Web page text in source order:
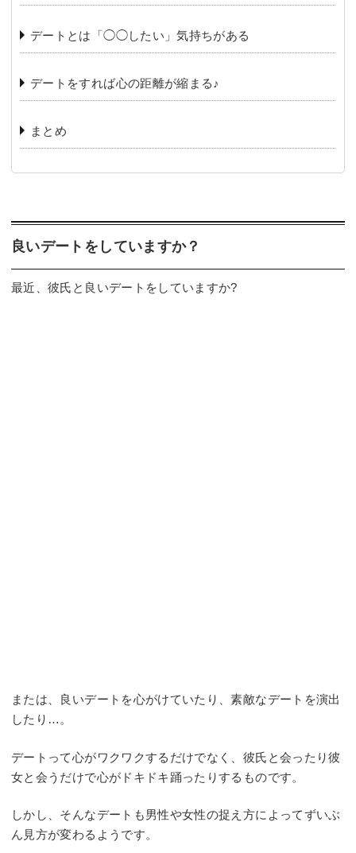
デートとは「◯◯したい」気持ちがある
デートをすれば心の距離が縮まる♪
まとめ
良いデートをしていますか？
最近、彼氏と良いデートをしていますか?
または、良いデートを心がけていたり、素敵なデートを演出
したり…。
デートって心がワクワクするだけでなく、彼氏と会ったり彼
女と会うだけで心がドキドキ踊ったりするものです。
しかし、そんなデートも男性や女性の捉え方によってずいぶ
ん見方が変わるようです。